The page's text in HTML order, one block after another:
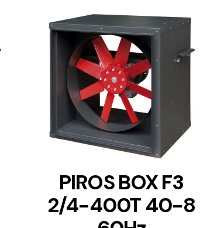
DETAILS
PIROS BOX F3
2/4-400T 40-8